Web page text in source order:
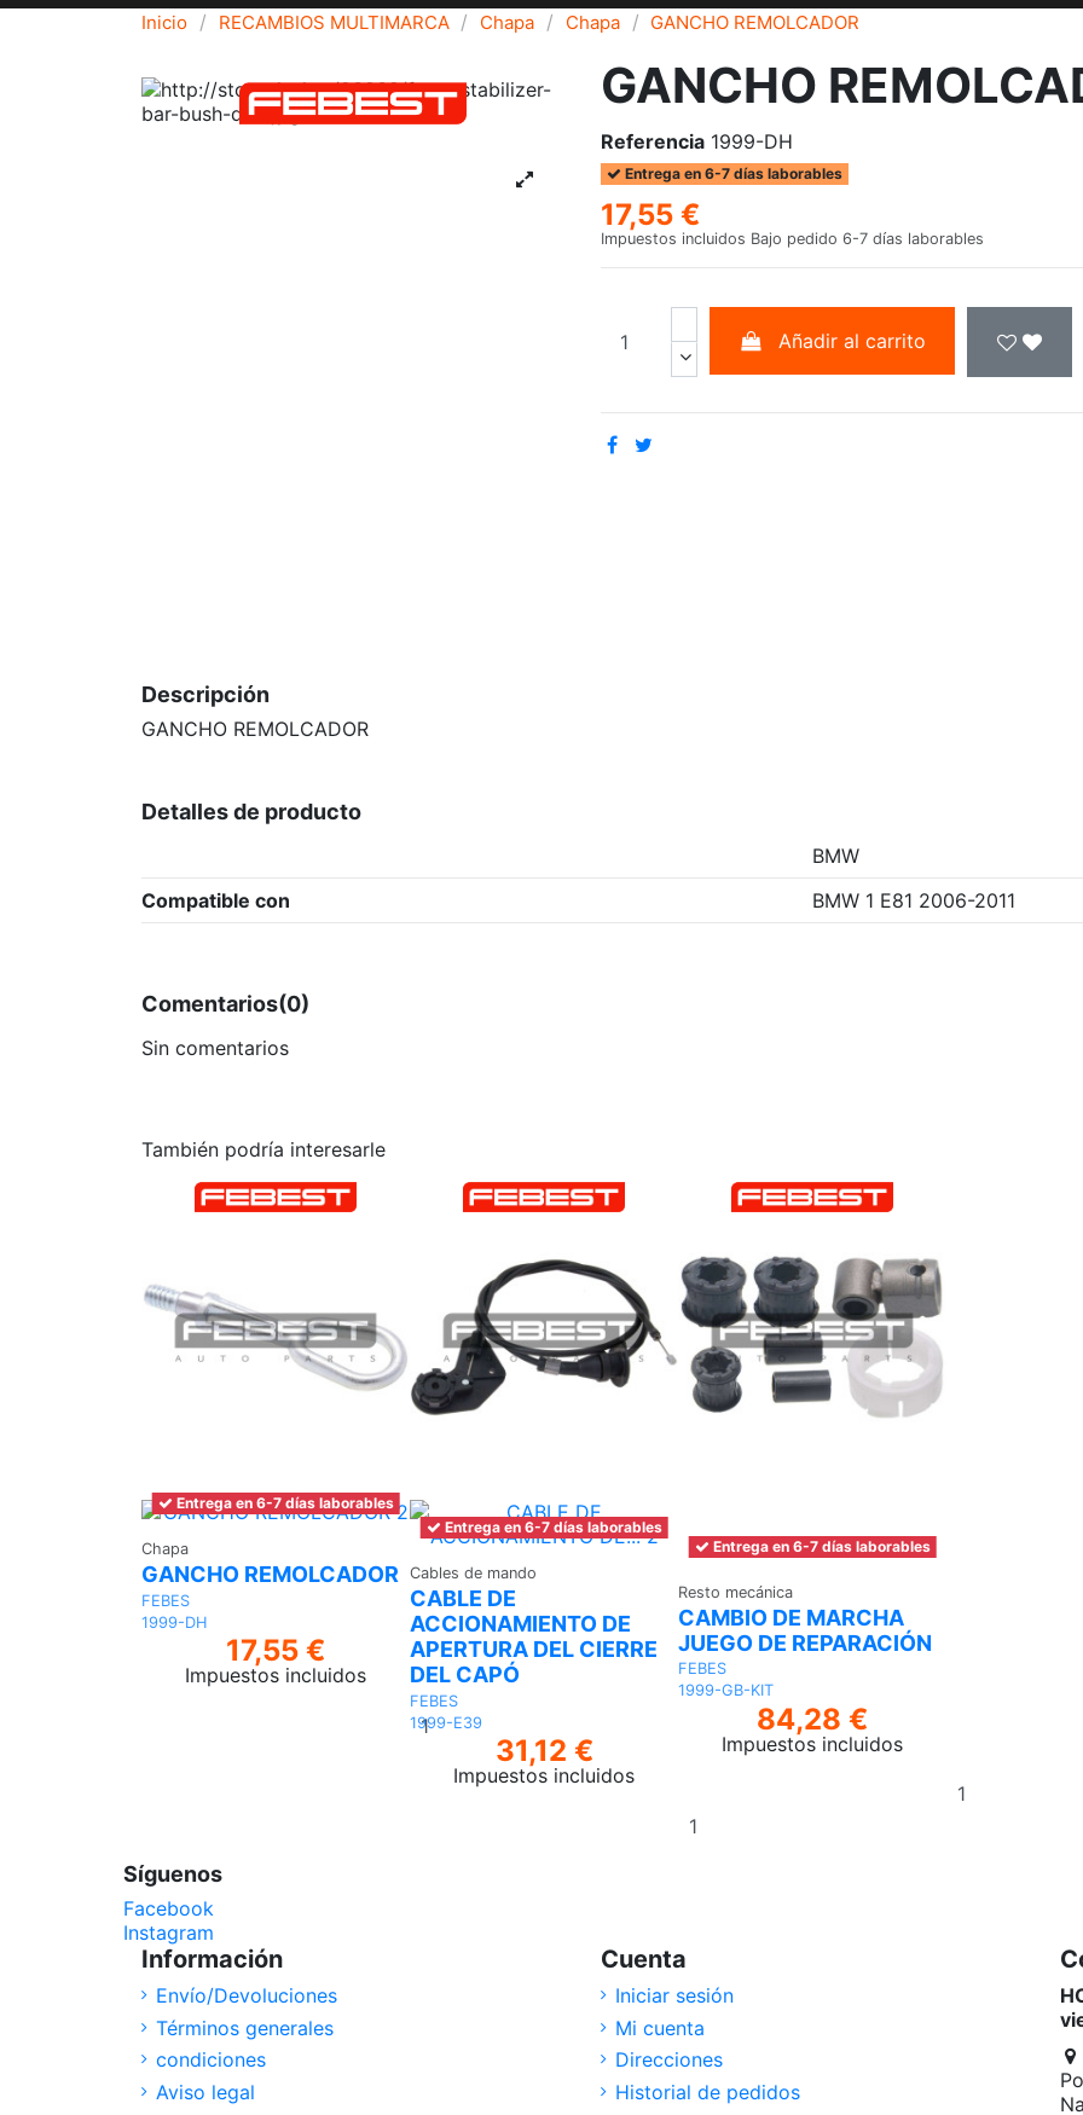
Inicio RECAMBIOS MULTIMARCA Chapa Chapa GANCHO REMOLCADOR
GANCHO
Referencia 1999-DH
Entrega en 6-7 días laborables
17,55 €
Impuestos incluidos Bajo pedido 6-7 días laborables
Añadir al carrito
Descripción
GANCHO REMOLCADOR
Detalles de producto
BMW
Compatible con
BMW 1 E81 2006-2011
Comentarios(0)
Sin comentarios
También podría interesarle
Entrega en 6-7 días laborables
Chapa
GANCHO REMOLCADOR
FEBES
1999-DH
17,55 €
Impuestos incluidos
Añadir
al
carrito
Entrega en 6-7 días laborables
Cables de mando
CABLE DE
ACCIONAMIENTO DE
APERTURA DEL CIERRE
DEL CAPÓ
FEBES
1999-E39
31,12 €
Impuestos incluidos
CAMBIO DE MARCHA
JUEGO DE REPARACIÓN
FEBES
1999-GB-KIT
84,28 €
Impuestos incluidos
Síguenos
Facebook
Instagram
Información
Envío/Devoluciones
Términos generales
condiciones
Aviso legal
Cuenta
Iniciar sesión
Mi cuenta
Direcciones
Historial de pedidos